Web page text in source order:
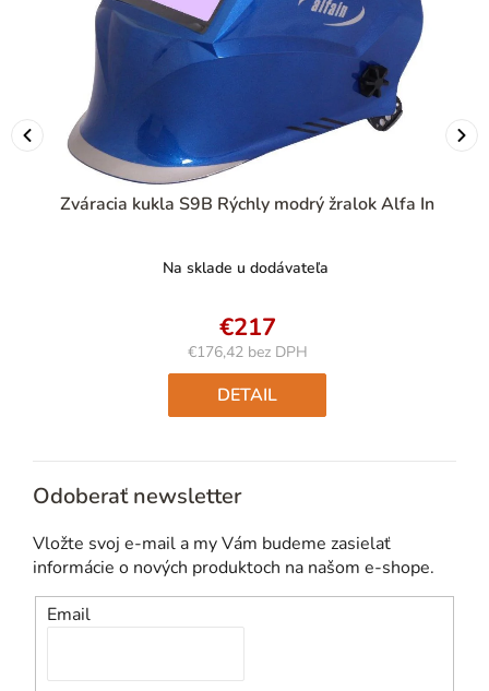
Zváracia kukla S9B Rýchly modrý žralok Alfa In
Na sklade u dodávateľa
€217
€176,42 bez DPH
Jednotková
cena:
DETAIL
Odoberať newsletter
Vložte svoj e-mail a my Vám budeme zasielať
informácie o nových produktoch na našom e-shope.
Email